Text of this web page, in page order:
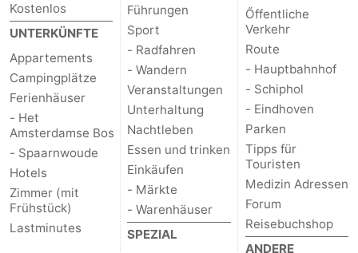
Kostenlos
UNTERKÜNFTE
Appartements
Campingplätze
Ferienhäuser
- Het
Amsterdamse Bos
- Spaarnwoude
Hotels
Zimmer (mit
Frühstück)
Lastminutes
Führungen
Sport
- Radfahren
- Wandern
Veranstaltungen
Unterhaltung
Nachtleben
Essen und trinken
Einkäufen
- Märkte
- Warenhäuser
SPEZIAL
Őffentliche
Verkehr
Route
- Hauptbahnhof
- Schiphol
- Eindhoven
Parken
Tipps für
Touristen
Medizin Adressen
Forum
Reisebuchshop
ANDERE